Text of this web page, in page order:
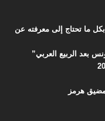
10 خرائط تخبرك بكل ما تحتاج إلى معرفته عن
بعد الربيع العربي”
مضيق هرمز